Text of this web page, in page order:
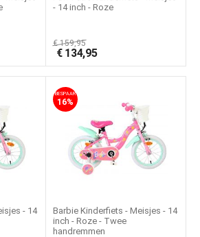
- 14 inch - Roze
€159,95
€ 134,95
- 14
BESPAAR
16%
Barbie Kinderfiets - Meisjes - 14
inch - Roze - Twee
handremmen